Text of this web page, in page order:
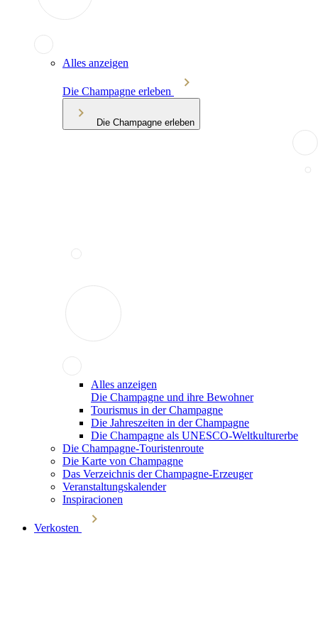
Alles anzeigen
Die Champagne erleben
Die Champagne erleben
Alles anzeigen
Die Champagne und ihre Bewohner
Tourismus in der Champagne
Die Jahreszeiten in der Champagne
Die Champagne als UNESCO-Weltkulturerbe
Die Champagne-Touristenroute
Die Karte von Champagne
Das Verzeichnis der Champagne-Erzeuger
Veranstaltungskalender
Inspiracionen
Verkosten